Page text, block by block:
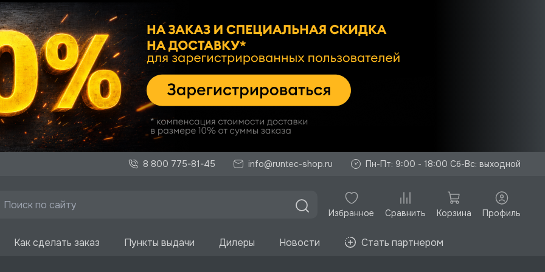
8 800 775-81-45 info@runtec-shop.ru Пн-Пт: 9:00 - 18:00 Сб-Вс: выходной
Избранное Сравнить Корзина Профиль
Как сделать заказ Пункты выдачи Дилеры Новости Стать партнером